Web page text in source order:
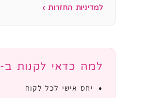
למדיניות החזרות ›
למה כדאי לקנות ב-Noga Nog?
יחס אישי לכל לקוח